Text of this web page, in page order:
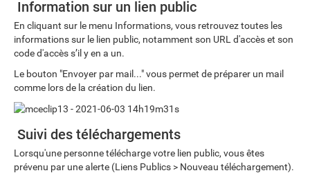
Information sur un lien public
En cliquant sur le menu Informations, vous retrouvez toutes les
informations sur le lien public, notamment son URL d'accès et son
code d'accès s’il y en a un.
Le bouton "Envoyer par mail..." vous permet de préparer un mail
comme lors de la création du lien.
Suivi des téléchargements
Lorsqu'une personne télécharge votre lien public, vous êtes
prévenu par une alerte (Liens Publics > Nouveau téléchargement).